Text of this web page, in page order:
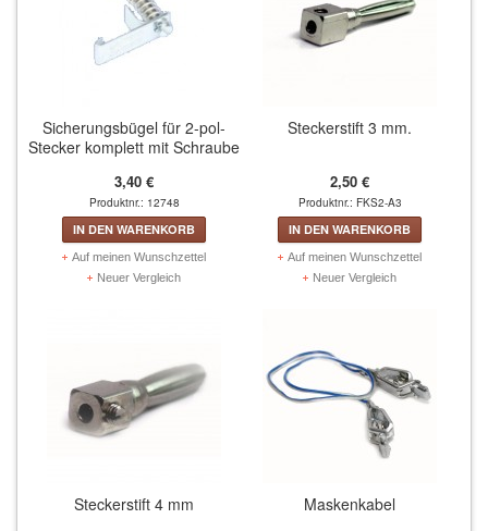
BÜCHER
Herren (30)
ZUBEHÖR
Schmuck (2)
T-Shirts (3)
Sicherungsbügel für 2-pol-
Stecker komplett mit Schraube
3,40 €
Produktnr.: 12748
IN DEN WARENKORB
Auf meinen Wunschzettel
Neuer Vergleich
Steckerstift 3 mm.
2,50 €
Produktnr.: FKS2-A3
IN DEN WARENKORB
Auf meinen Wunschzettel
Neuer Vergleich
Steckerstift 4 mm Maskenkabel